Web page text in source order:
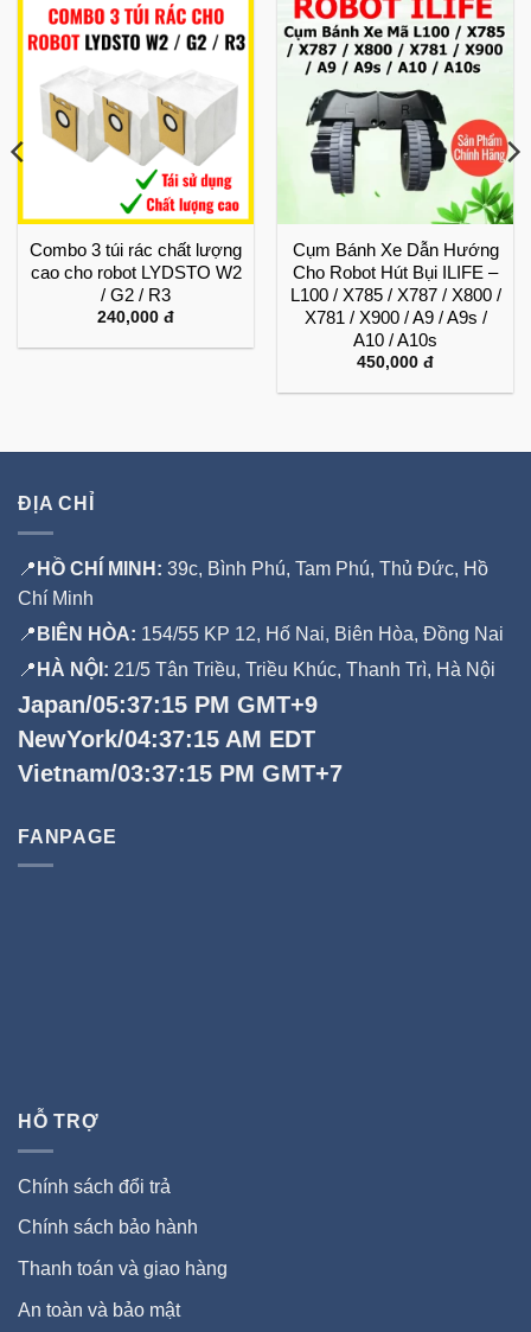
Combo 3 túi rác chất lượng
cao cho robot LYDSTO W2
/ G2 / R3
240,000 đ
Cụm Bánh Xe Dẫn Hướng
Cho Robot Hút Bụi ILIFE –
L100 / X785 / X787 / X800 /
X781 / X900 / A9 / A9s /
A10 / A10s
450,000 đ
ĐỊA CHỈ
📍 HỒ CHÍ MINH: 39c, Bình Phú, Tam Phú, Thủ Đức, Hồ
Chí Minh
📍 BIÊN HÒA: 154/55 KP 12, Hố Nai, Biên Hòa, Đồng Nai
📍 HÀ NỘI: 21/5 Tân Triều, Triều Khúc, Thanh Trì, Hà Nội
Japan/05:37:16 PM GMT+9
NewYork/04:37:16 AM EDT
Vietnam/03:37:16 PM GMT+7
FANPAGE
HỖ TRỢ
Chính sách đổi trả
Chính sách bảo hành
Thanh toán và giao hàng
An toàn và bảo mật